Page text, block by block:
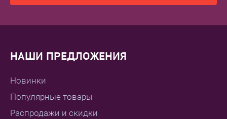
НАШИ ПРЕДЛОЖЕНИЯ
Новинки
Популярные товары
Распродажи и скидки